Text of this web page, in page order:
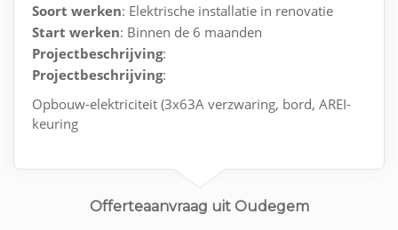
Soort werken: Elektrische installatie in renovatie
Start werken: Binnen de 6 maanden
Projectbeschrijving:
Projectbeschrijving:
Opbouw-elektriciteit (3x63A verzwaring, bord, AREI-
keuring
Offerteaanvraag uit Oudegem